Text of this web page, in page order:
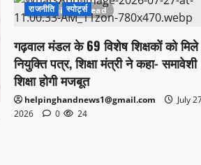
1 minute read
राजनीति स्पोर्ट्स
गढ़वाल मंडल के 69 विशेष शिक्षकों को मिले
नियुक्ति पत्र, शिक्षा मंत्री ने कहा- समावेशी
शिक्षा होगी मजबूत
helpinghandnews1@gmail.com
July
2026
0 24